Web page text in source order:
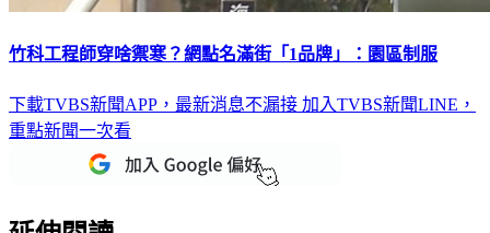
竹科工程師穿啥禦寒？網點名滿街「1品牌」：園區制服
下載TVBS新聞APP，最新消息不漏接 加入TVBS新聞LINE，
重點新聞一次看